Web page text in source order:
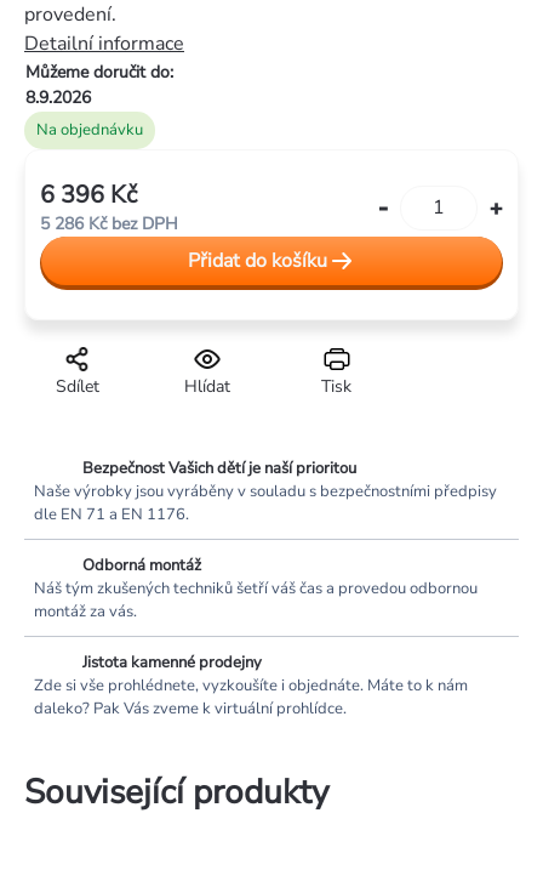
5
hvězdiček.
Na objednávku
Můžeme doručit do:
8.9.2026
provedení.
Detailní informace
Tisk
Hlídat
Sdílet
6 396 Kč
5 286 Kč bez DPH
cena:
Přidat do košíku
Bezpečnost Vašich dětí je naší prioritou
Naše výrobky jsou vyráběny v souladu s bezpečnostními předpisy
dle EN 71 a EN 1176.
Odborná montáž
Náš tým zkušených techniků šetří váš čas a provedou odbornou
montáž za vás.
Jistota kamenné prodejny
Zde si vše prohlédnete, vyzkoušíte i objednáte. Máte to k nám
daleko? Pak Vás zveme k virtuální prohlídce.
Související produkty